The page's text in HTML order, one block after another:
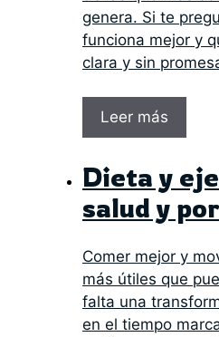
genera. Si te
funciona mejor y
clara y sin
Leer más
Dieta y
salud y
Comer mejor y
más útiles que
falta una
en el tiempo